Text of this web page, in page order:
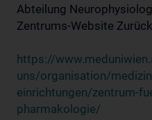
Abteilung
Zentrums-Website
https://
uns/organisation/
einrichtungen/zentrum-
pharmakologie/